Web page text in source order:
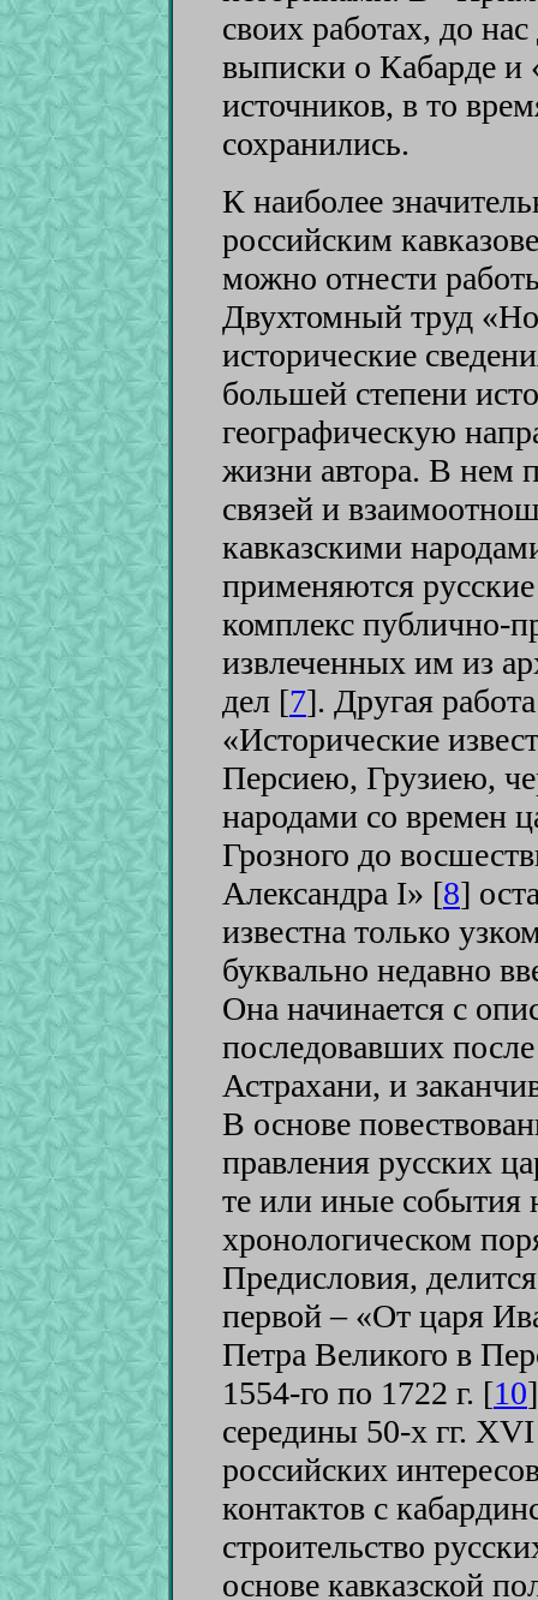
своих работах, до
выписки о Кабарде и
источников, в то
сохранились.
К наиболее
российским
можно отнести
Двухтомный труд
исторические
большей степени
географическую
жизни автора. В нем
связей и
кавказскими
применяются
комплекс публично-
извлеченных им из
дел [7]. Другая
«Исторические
Персиею, Грузиею,
народами со времен
Грозного до
Александра I» [8]
известна только
буквально недавно
Она начинается с
последовавших
Астрахани, и
В основе
правления русских
те или иные события
хронологическом
Предисловия,
первой – «От царя
Петра Великого в
1554-го по 1722 г. [10]
середины 50-х гг.
российских
контактов с
строительство
основе кавказской